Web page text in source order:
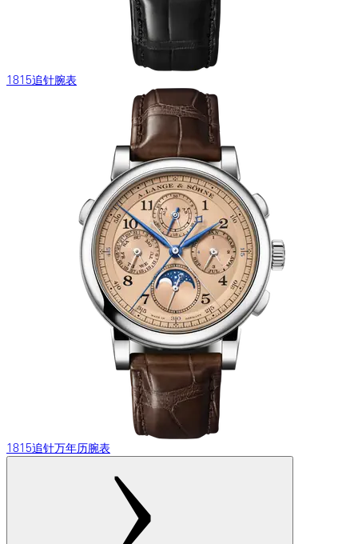
1815追针腕表
1815追针万年历腕表